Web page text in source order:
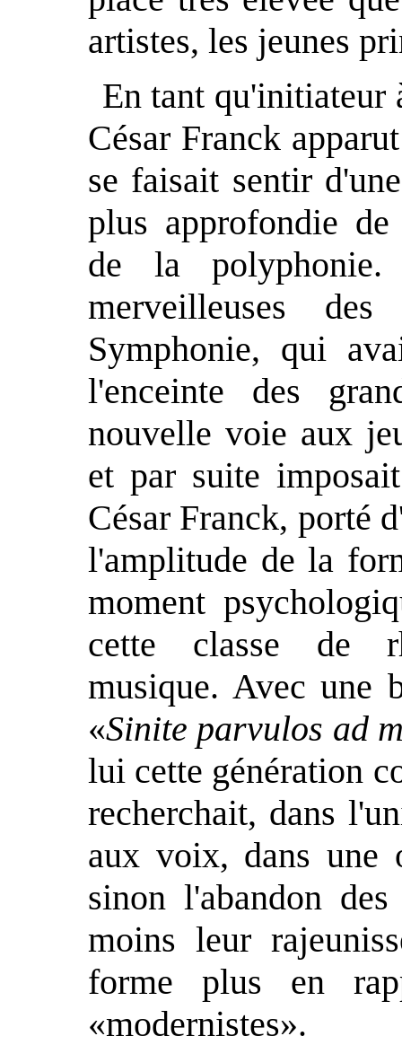
artistes, les jeunes
En tant qu'initiateur
César Franck
se faisait sentir
plus approfondie
de la
merveilleuses
Symphonie, qui
l'enceinte des
nouvelle voie aux
et par suite
César Franck, porté
l'amplitude de la
moment
cette classe de
musique. Avec une
«Sinite parvulos ad
lui cette génération
recherchait, dans
aux voix, dans une
sinon l'abandon
moins leur
forme plus en
«modernistes».